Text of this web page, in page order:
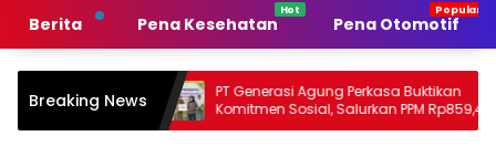
Berita Pena Kesehatan Pena Otomotif
Breaking NewsPT Generasi Agung Perkasa Buktikan
Komitmen Sosial, Salurkan PPM Rp859,4
Juta untuk Masyarakat Lingkar